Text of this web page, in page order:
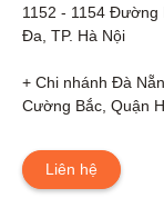
1152 - 1154
Đa, TP. Hà Nội
+ Chi nhánh Đà
Cường Bắc, Quận
Liên hệ